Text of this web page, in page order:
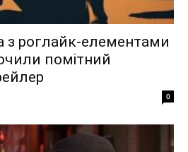
з роглайк-елементами
помітний
0